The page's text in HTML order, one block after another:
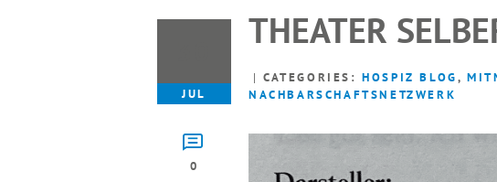
JUL
0
THEATER
CATEGORIES:HOSPIZ BLOG,
NACHBARSCHAFTSNETZWERK